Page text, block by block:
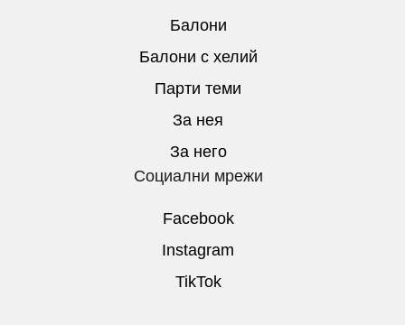
Балони
Балони c хелий
Парти теми
За нея
За него
Социални мрежи
Facebook
Instagram
TikTok